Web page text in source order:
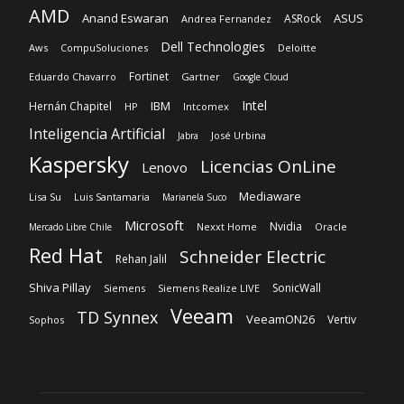
AMD Anand Eswaran Andrea Fernandez ASRock ASUS
Aws CompuSoluciones Dell Technologies Deloitte
Eduardo Chavarro Fortinet Gartner Google Cloud
Hernán Chapitel HP IBM Intcomex Intel
Inteligencia Artificial Jabra José Urbina
Kaspersky Lenovo Licencias OnLine
Lisa Su Luis Santamaria Marianela Suco Mediaware
Mercado Libre Chile Microsoft Nexxt Home Nvidia Oracle
Red Hat Rehan Jalil Schneider Electric
Shiva Pillay Siemens Siemens Realize LIVE SonicWall
Sophos TD Synnex Veeam VeeamON26 Vertiv